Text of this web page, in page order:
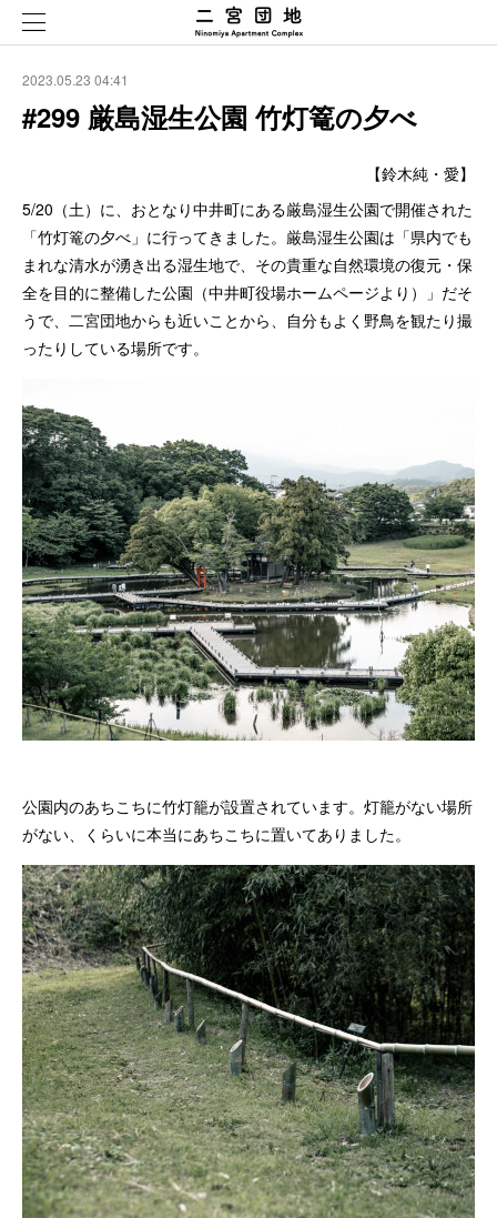
2023.05.23 04:41
#299 厳島湿生公園 竹灯篭の夕べ
【鈴木純・愛】
5/20（土）に、おとなり中井町にある厳島湿生公園で開催された
「竹灯篭の夕べ」に行ってきました。厳島湿生公園は「県内でも
まれな清水が湧き出る湿生地で、その貴重な自然環境の復元・保
全を目的に整備した公園（中井町役場ホームページより）」だそ
うで、二宮団地からも近いことから、自分もよく野鳥を観たり撮
ったりしている場所です。
公園内のあちこちに竹灯籠が設置されています。灯籠がない場所
がない、くらいに本当にあちこちに置いてありました。